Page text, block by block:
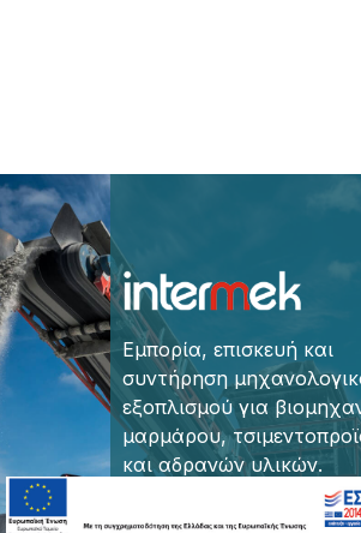
Εμπορία, επισκευή και
συντήρηση
εξοπλισμού για
μαρμάρου,
και αδρανών υλικών.